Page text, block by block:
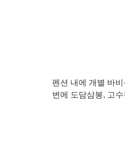
펜션 내에 개별 바
변에 도담삼봉, 고